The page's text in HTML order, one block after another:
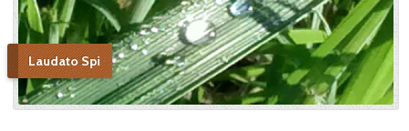
Laudato Spi